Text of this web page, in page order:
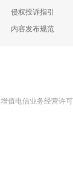
侵权投诉指引
内容发布规范
增值电信业务经营许